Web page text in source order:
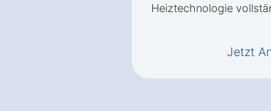
Heiztechnologie
Jetzt